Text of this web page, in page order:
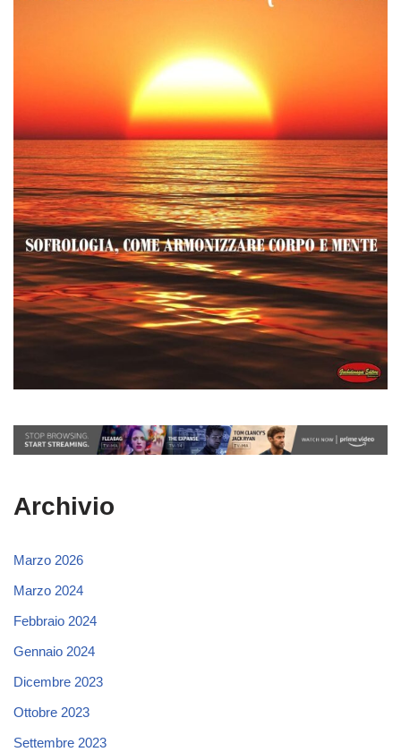
Archivio
Marzo 2026
Marzo 2024
Febbraio 2024
Gennaio 2024
Dicembre 2023
Ottobre 2023
Settembre 2023